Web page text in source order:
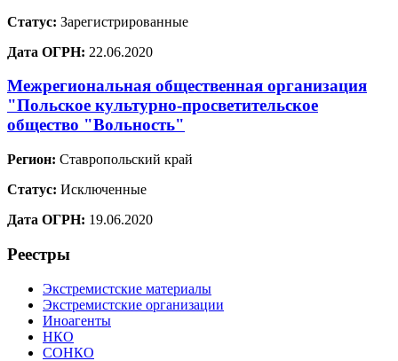
Статус: Зарегистрированные
Дата ОГРН: 22.06.2020
Межрегиональная общественная организация
"Польское культурно-просветительское
общество "Вольность"
Регион: Ставропольский край
Статус: Исключенные
Дата ОГРН: 19.06.2020
Реестры
Экстремистские материалы
Экстремистские организации
Иноагенты
НКО
СОНКО